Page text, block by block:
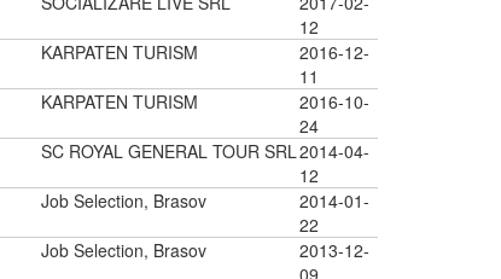
12
KARPATEN TURISM
2016-12-
11
KARPATEN TURISM
2016-10-
24
SC ROYAL GENERAL TOUR SRL2014-04-
12
Job Selection, Brasov
2014-01-
22
Job Selection, Brasov
2013-12-
09